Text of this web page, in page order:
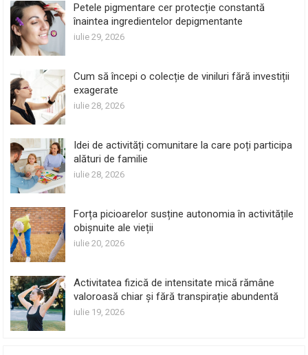
Petele pigmentare cer protecție constantă
înaintea ingredientelor depigmentante
iulie 29, 2026
Cum să începi o colecție de viniluri fără investiții
exagerate
iulie 28, 2026
Idei de activități comunitare la care poți participa
alături de familie
iulie 28, 2026
Forța picioarelor susține autonomia în activitățile
obișnuite ale vieții
iulie 20, 2026
Activitatea fizică de intensitate mică rămâne
valoroasă chiar și fără transpirație abundentă
iulie 19, 2026